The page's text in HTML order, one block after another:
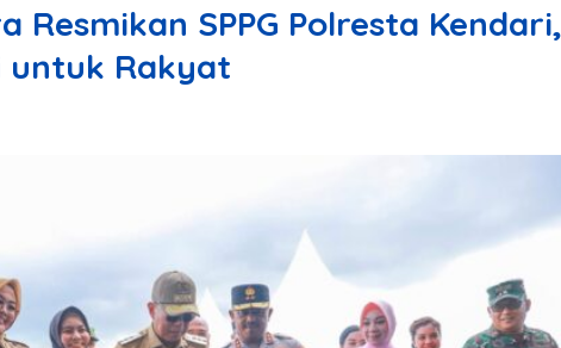
Resmikan SPPG Polresta Kendari,
untuk Rakyat